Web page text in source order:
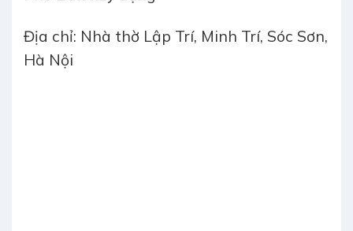
Địa chỉ: Nhà thờ Lập Trí, Minh Trí, Sóc Sơn,
Hà Nội